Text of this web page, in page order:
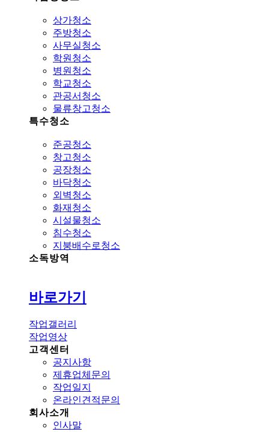
상가청소
주방청소
사무실청소
학원청소
병원청소
학교청소
관공서청소
물류창고청소
특수청소
준공청소
창고청소
공장청소
바닥청소
외벽청소
화재청소
시설물청소
침수청소
지붕배수로청소
소독방역
바로가기
작업갤러리
작업영상
고객센터
공지사항
제휴업체문의
작업일지
온라인견적문의
회사소개
인사말